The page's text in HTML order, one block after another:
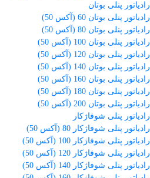
رادیاتور پنلی بوتان
رادیاتور پنلی بوتان 60 (آکس 50)
رادیاتور پنلی بوتان 80 (آکس 50)
رادیاتور پنلی بوتان 100 (آکس 50)
رادیاتور پنلی بوتان 120 (آکس 50)
رادیاتور پنلی بوتان 140 (آکس 50)
رادیاتور پنلی بوتان 160 (آکس 50)
رادیاتور پنلی بوتان 180 (آکس 50)
رادیاتور پنلی بوتان 200 (آکس 50)
رادیاتور پنلی شوفاژکار
رادیاتور پنلی شوفاژکار 80 (آکس 50)
رادیاتور پنلی شوفاژکار 100 (آکس 50)
رادیاتور پنلی شوفاژکار 120 (آکس 50)
رادیاتور پنلی شوفاژکار 140 (آکس 50)